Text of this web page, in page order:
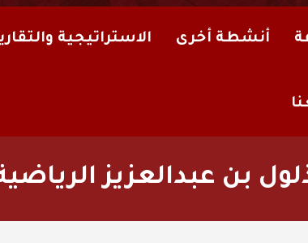
أنشطة أخرى الاستراتيجية
بن عبدالعزيز